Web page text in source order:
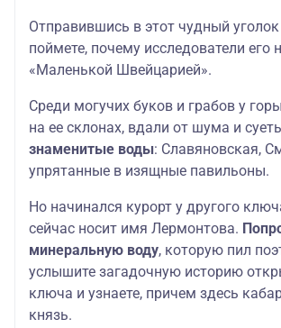
Отправившись в этот чудный
поймете, почему исследователи его
«Маленькой Швейцарией».
Среди могучих буков и грабов у
на ее склонах, вдали от шума и
знаменитые воды: Славяновская,
упрятанные в изящные павильоны.
Но начинался курорт у другого
сейчас носит имя Лермонтова.
минеральную воду, которую пил
услышите загадочную историю
ключа и узнаете, причем здесь
князь.